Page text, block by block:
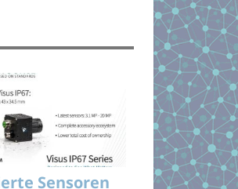
Sensoren